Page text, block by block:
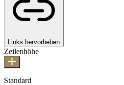
Links hervorheben
Zeilenhöhe
Standard